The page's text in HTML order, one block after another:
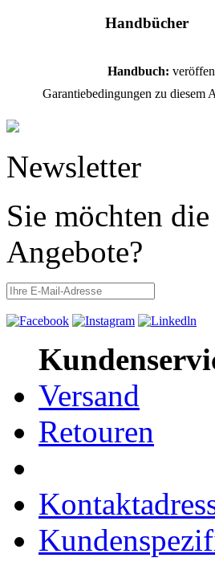
Handbücher
Handbuch:
Garantiebedingungen zu diesem
Newsletter
Sie möchten
Angebote?
Versand
Retouren